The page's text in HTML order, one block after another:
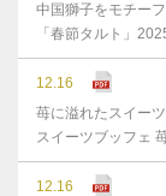
中国獅子をモチー
「春節タルト」
12.16
苺に溢れたスイー
スイーツブッフェ
12.16